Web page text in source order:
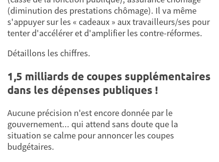
(diminution des prestations chômage). Il va même
s'appuyer sur les « cadeaux » aux travailleurs/ses pour
tenter d'accélérer et d'amplifier les contre-réformes.
Détaillons les chiffres.
1,5 milliards de coupes supplémentaires
dans les dépenses publiques !
Aucune précision n'est encore donnée par le
gouvernement... qui attend sans doute que la
situation se calme pour annoncer les coupes
budgétaires.